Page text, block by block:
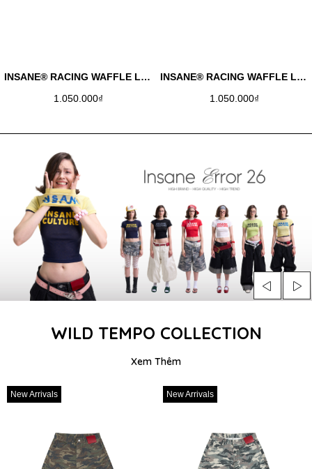
INSANE® RACING WAFFLE LONGSLEEVE - COBAN
1.050.000₫
INSANE® RACING WAFFLE LONGSLEEVE - RED
1.050.000₫
WILD TEMPO COLLECTION
Xem Thêm
New Arrivals New Arrivals